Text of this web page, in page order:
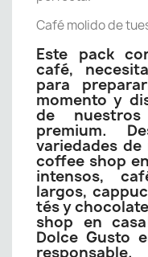
Café molido de
Este pack
café,
para
momento y
de
premium.
variedades
coffee shop
intensos,
largos,
tés y
shop en
Dolce Gusto